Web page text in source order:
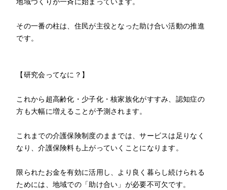
地域づくりが一斉に始まっています。
その一番の柱は、住民が主役となった助け合い活動の推進
です。
【研究会ってなに？】
これから超高齢化・少子化・核家族化がすすみ、認知症の
方も大幅に増えることが予測されます。
これまでの介護保険制度のままでは、サービスは足りなく
なり、介護保険料も上がっていくことになります。
限られたお金を有効に活用し、より良く暮らし続けられる
ためには、地域での「助け合い」が必要不可欠です。